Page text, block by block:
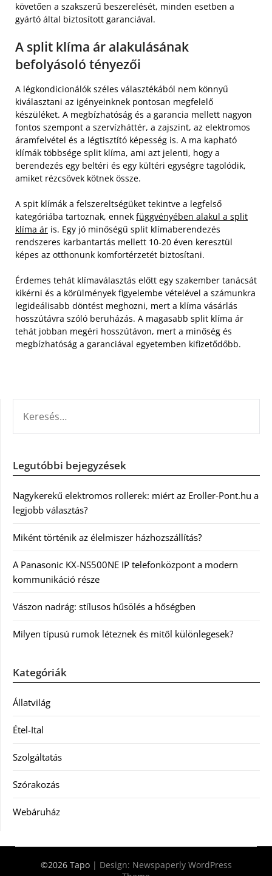
követően a szakszerű beszerelését, minden esetben a
gyártó által biztosított garanciával.
A split klíma ár alakulásának
befolyásoló tényezői
A légkondicionálók széles választékából nem könnyű
kiválasztani az igényeinknek pontosan megfelelő
készüléket. A megbízhatóság és a garancia mellett nagyon
fontos szempont a szervízháttér, a zajszint, az elektromos
áramfelvétel és a légtisztító képesség is. A ma kapható
klímák többsége split klíma, ami azt jelenti, hogy a
berendezés egy beltéri és egy kültéri egységre tagolódik,
amiket rézcsövek kötnek össze.
A spit klímák a felszereltségüket tekintve a legfelső
kategóriába tartoznak, ennek függvényében alakul a split
klíma ár is. Egy jó minőségű split klímaberendezés
rendszeres karbantartás mellett 10-20 éven keresztül
képes az otthonunk komfortérzetét biztosítani.
Érdemes tehát klímaválasztás előtt egy szakember tanácsát
kikérni és a körülmények figyelembe vételével a számunkra
legideálisabb döntést meghozni, mert a klíma vásárlás
hosszútávra szóló beruházás. A magasabb split klíma ár
tehát jobban megéri hosszútávon, mert a minőség és
megbízhatóság a garanciával egyetemben kifizetődőbb.
Legutóbbi bejegyzések
Nagykerekű elektromos rollerek: miért az Eroller-Pont.hu a
legjobb választás?
Miként történik az élelmiszer házhozszállítás?
A Panasonic KX-NS500NE IP telefonközpont a modern
kommunikáció része
Vászon nadrág: stílusos hűsölés a hőségben
Milyen típusú rumok léteznek és mitől különlegesek?
Kategóriák
Állatvilág
Étel-Ital
Szolgáltatás
Szórakozás
Webáruház
©2026 Tapo | Design: Newspaperly WordPress